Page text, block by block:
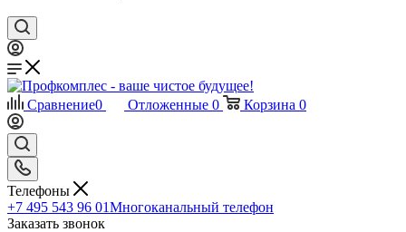
Сравнение0 Отложенные 0 Корзина 0
Телефоны
+7 495 543 96 01Многоканальный телефон
Заказать звонок